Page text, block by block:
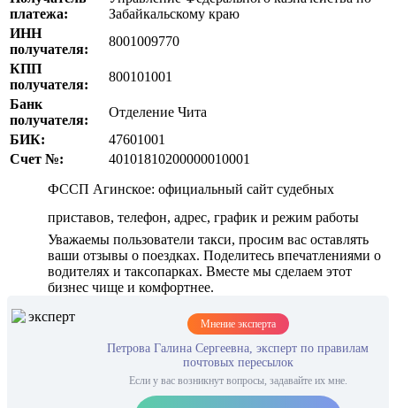
платежа:
Забайкальскому краю
ИНН
получателя:
8001009770
КПП
получателя:
800101001
Банк
получателя:
Отделение Чита
БИК:
47601001
Счет №:
40101810200000010001
ФССП Агинское: официальный сайт судебных
приставов, телефон, адрес, график и режим работы
Уважаемы пользователи такси, просим вас оставлять
ваши отзывы о поездках. Поделитесь впечатлениями о
водителях и таксопарках. Вместе мы сделаем этот
бизнес чище и комфортнее.
Мнение эксперта
Петрова Галина Сергеевна, эксперт по правилам
почтовых пересылок
Если у вас возникнут вопросы, задавайте их мне.